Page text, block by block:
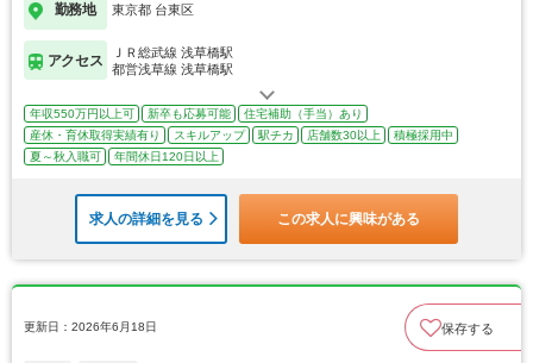
勤務地 東京都 台東区
アクセス
ＪＲ総武線 浅草橋駅
都営浅草線 浅草橋駅
年収550万円以上可 新卒も応募可能
住宅補助（手当）あり
産休・育休取得実績有り
スキルアップ 駅チカ 店舗数30以上
積極採用中
夏～秋入職可
年間休日120日以上
求人の詳細を見る この求人に興味がある
更新日：2026年6月18日 保存する